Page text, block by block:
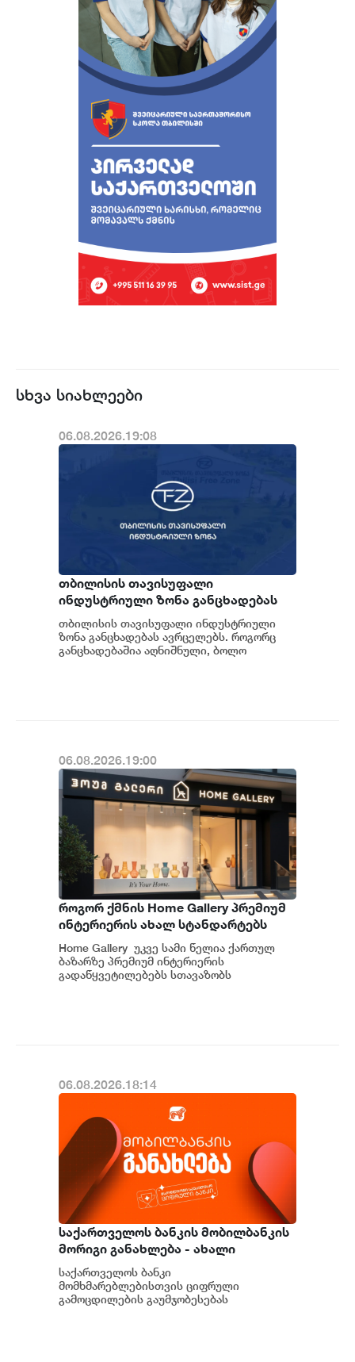
სხვა სიახლეები
06.08.2026.19:08
თბილისის თავისუფალი
ინდუსტრიული ზონა განცხადებას
ავრცელებს
თბილისის თავისუფალი ინდუსტრიული
ზონა განცხადებას ავრცელებს. როგორც
განცხადებაშია აღნიშნული, ბოლო
06.08.2026.19:00
როგორ ქმნის Home Gallery პრემიუმ
ინტერიერის ახალ სტანდარტებს
საქართველოში
Home Gallery უკვე სამი წელია ქართულ
ბაზარზე პრემიუმ ინტერიერის
გადაწყვეტილებებს სთავაზობს
06.08.2026.18:14
საქართველოს ბანკის მობილბანკის
მორიგი განახლება - ახალი
შესაძლებლობები
მომხმარებლებისთვის
საქართველოს ბანკი
მომხმარებლებისთვის ციფრული
გამოცდილების გაუმჯობესებას